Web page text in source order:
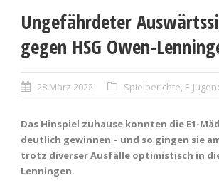
Ungefährdeter
gegen HSG Owen-
28 März 2022 Spielberichte, E-
Das Hinspiel zuhause konnten die E1-
deutlich gewinnen – und so gingen sie
trotz diverser Ausfälle optimistisch in
Lenningen.